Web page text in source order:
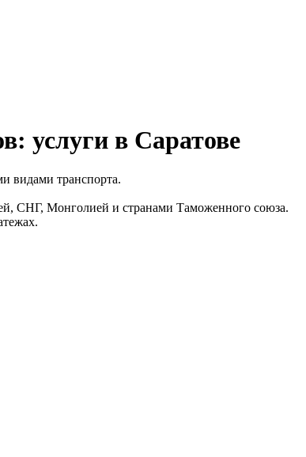
услуги в Саратове
видами транспорта.
СНГ, Монголией и странами Таможенного союза.